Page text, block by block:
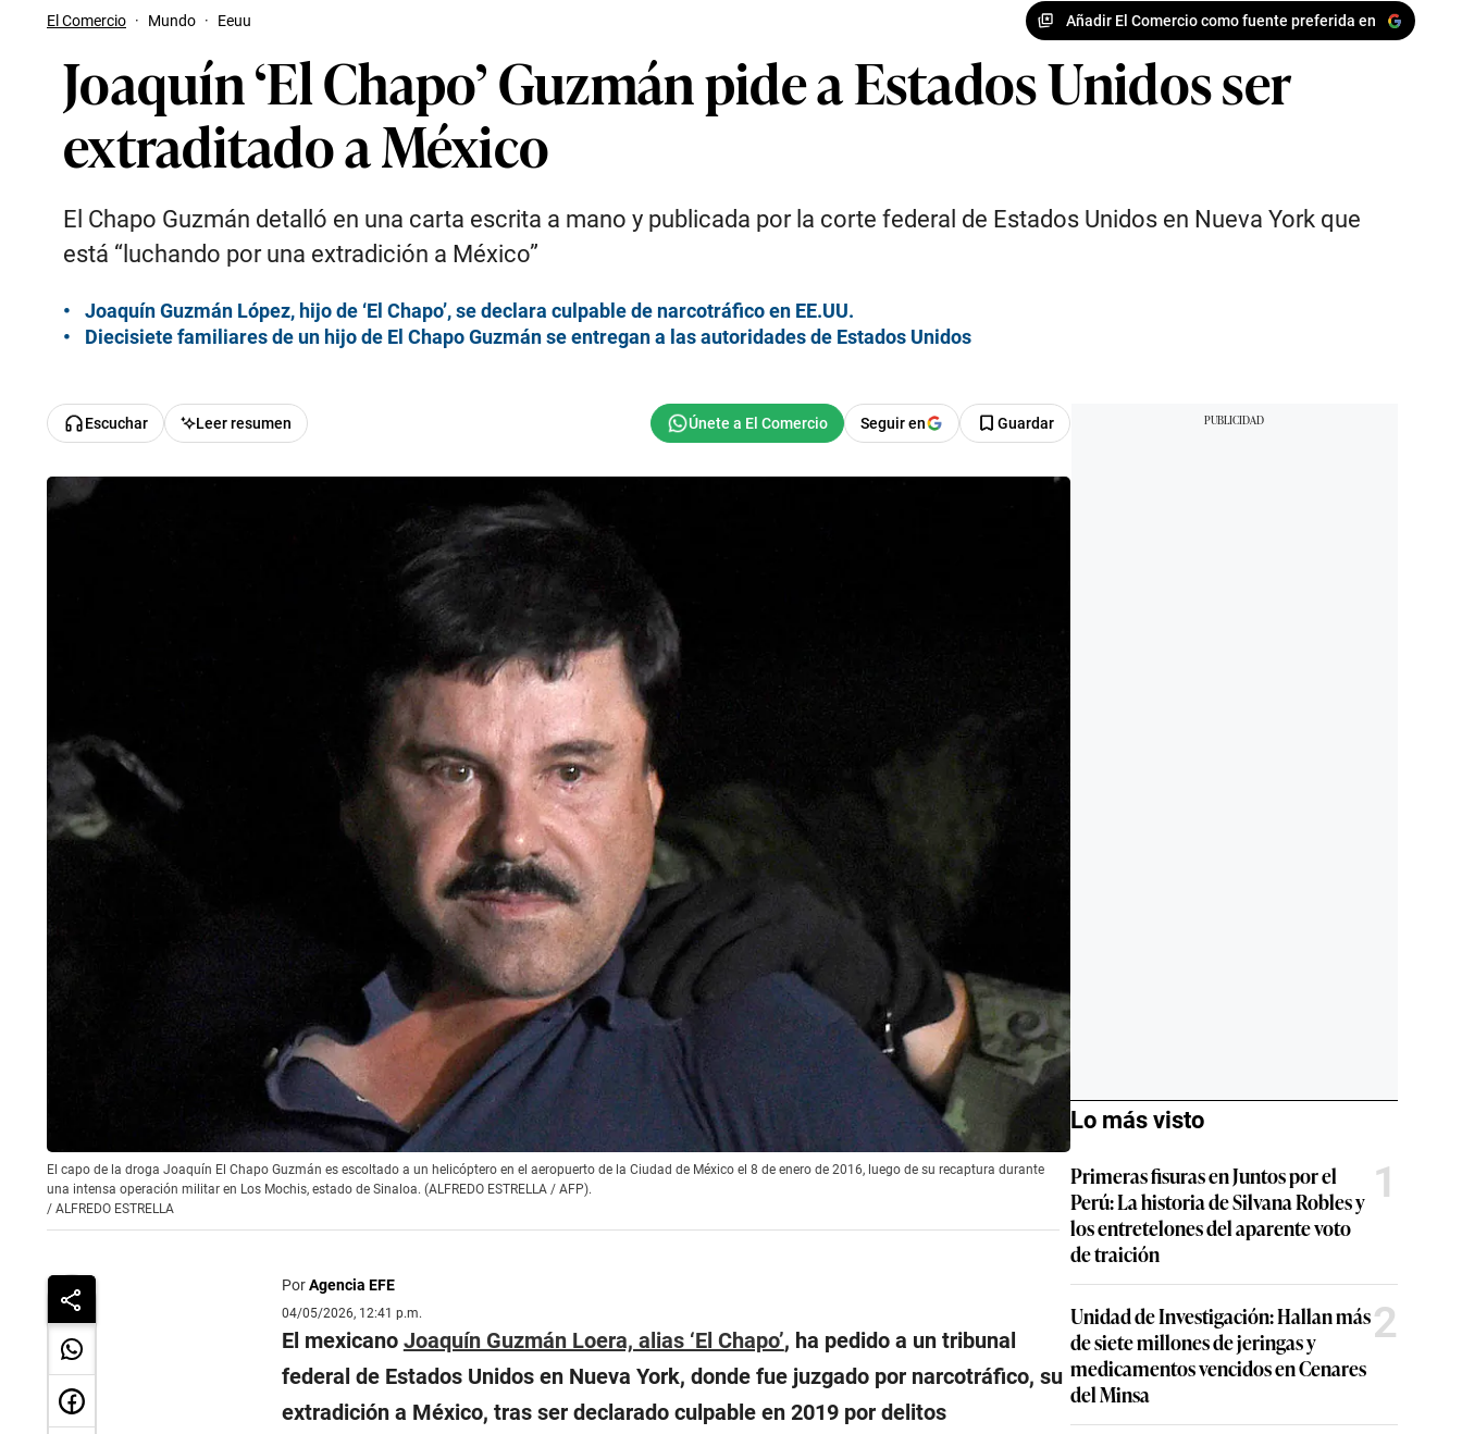
El Comercio · Mundo · Eeuu Añadir El Comercio como fuente preferida en
Joaquín ‘El Chapo’ Guzmán pide a Estados Unidos ser
extraditado a México
El Chapo Guzmán detalló en una carta escrita a mano y publicada por la corte federal de Estados Unidos en Nueva York que
está “luchando por una extradición a México”
Joaquín Guzmán López, hijo de ‘El Chapo’, se declara culpable de narcotráfico en EE.UU.
Diecisiete familiares de un hijo de El Chapo Guzmán se entregan a las autoridades de Estados Unidos
Escuchar Leer resumen Seguir en Guardar
El capo de la droga Joaquín El Chapo Guzmán es escoltado a un helicóptero en el aeropuerto de la Ciudad de México el 8 de enero de 2016, luego de su recaptura durante
una intensa operación militar en Los Mochis, estado de Sinaloa. (ALFREDO ESTRELLA / AFP).
/ ALFREDO ESTRELLA
PorAgencia EFE
04/05/2026, 12:41 p.m.
El mexicano Joaquín Guzmán Loera, alias ‘El Chapo’, ha pedido a un tribunal
federal de Estados Unidos en Nueva York, donde fue juzgado por narcotráfico, su
extradición a México, tras ser declarado culpable en 2019 por delitos
Lo más visto
Primeras fisuras en Juntos por el
Perú: La historia de Silvana Robles y
los entretelones del aparente voto
de traición
1
Unidad de Investigación: Hallan más
de siete millones de jeringas y
medicamentos vencidos en Cenares
del Minsa
2